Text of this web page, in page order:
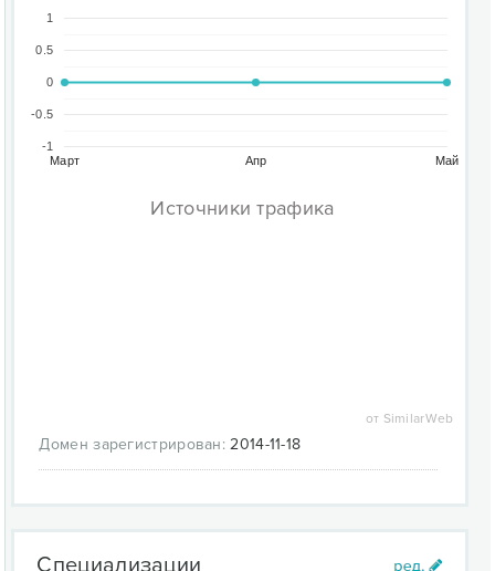
Март Апр Май
-1
-0.5
0
0.5
1
Источники трафика
от SimilarWeb
Домен зарегистрирован: 2014-11-18
Специализации